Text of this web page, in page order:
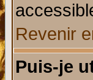
Revenir
Puis-je